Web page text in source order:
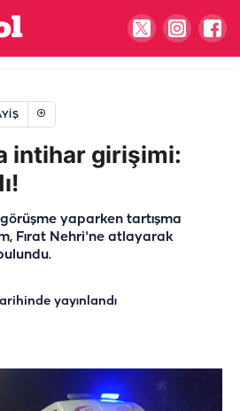
intihar girişimi:
yaparken tartışma
Fırat Nehri'ne atlayarak
yayınlandı
faciası: 4 yaşındaki çocuk